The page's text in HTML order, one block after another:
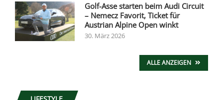
Golf-Asse starten beim Audi Circuit
– Nemecz Favorit, Ticket für
Austrian Alpine Open winkt
30. März 2026
ALLE ANZEIGEN